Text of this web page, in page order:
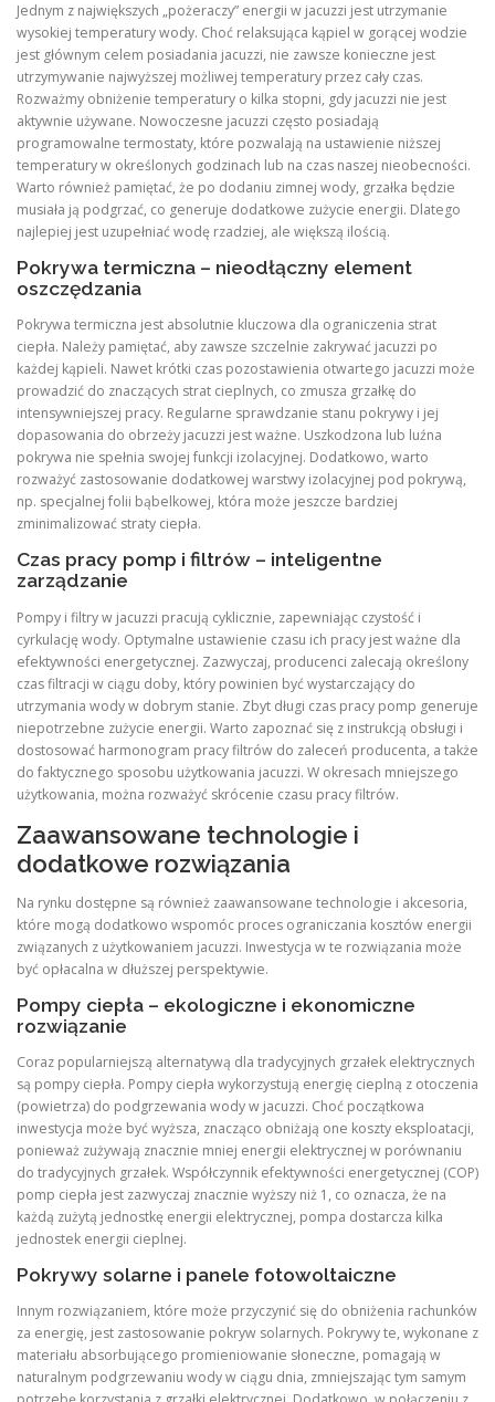
Jednym z największych „pożeraczy” energii w jacuzzi jest utrzymanie
wysokiej temperatury wody. Choć relaksująca kąpiel w gorącej wodzie
jest głównym celem posiadania jacuzzi, nie zawsze konieczne jest
utrzymywanie najwyższej możliwej temperatury przez cały czas.
Rozważmy obniżenie temperatury o kilka stopni, gdy jacuzzi nie jest
aktywnie używane. Nowoczesne jacuzzi często posiadają
programowalne termostaty, które pozwalają na ustawienie niższej
temperatury w określonych godzinach lub na czas naszej nieobecności.
Warto również pamiętać, że po dodaniu zimnej wody, grzałka będzie
musiała ją podgrzać, co generuje dodatkowe zużycie energii. Dlatego
najlepiej jest uzupełniać wodę rzadziej, ale większą ilością.
Pokrywa termiczna – nieodłączny element
oszczędzania
Pokrywa termiczna jest absolutnie kluczowa dla ograniczenia strat
ciepła. Należy pamiętać, aby zawsze szczelnie zakrywać jacuzzi po
każdej kąpieli. Nawet krótki czas pozostawienia otwartego jacuzzi może
prowadzić do znaczących strat cieplnych, co zmusza grzałkę do
intensywniejszej pracy. Regularne sprawdzanie stanu pokrywy i jej
dopasowania do obrzeży jacuzzi jest ważne. Uszkodzona lub luźna
pokrywa nie spełnia swojej funkcji izolacyjnej. Dodatkowo, warto
rozważyć zastosowanie dodatkowej warstwy izolacyjnej pod pokrywą,
np. specjalnej folii bąbelkowej, która może jeszcze bardziej
zminimalizować straty ciepła.
Czas pracy pomp i filtrów – inteligentne
zarządzanie
Pompy i filtry w jacuzzi pracują cyklicznie, zapewniając czystość i
cyrkulację wody. Optymalne ustawienie czasu ich pracy jest ważne dla
efektywności energetycznej. Zazwyczaj, producenci zalecają określony
czas filtracji w ciągu doby, który powinien być wystarczający do
utrzymania wody w dobrym stanie. Zbyt długi czas pracy pomp generuje
niepotrzebne zużycie energii. Warto zapoznać się z instrukcją obsługi i
dostosować harmonogram pracy filtrów do zaleceń producenta, a także
do faktycznego sposobu użytkowania jacuzzi. W okresach mniejszego
użytkowania, można rozważyć skrócenie czasu pracy filtrów.
Zaawansowane technologie i
dodatkowe rozwiązania
Na rynku dostępne są również zaawansowane technologie i akcesoria,
które mogą dodatkowo wspomóc proces ograniczania kosztów energii
związanych z użytkowaniem jacuzzi. Inwestycja w te rozwiązania może
być opłacalna w dłuższej perspektywie.
Pompy ciepła – ekologiczne i ekonomiczne
rozwiązanie
Coraz popularniejszą alternatywą dla tradycyjnych grzałek elektrycznych
są pompy ciepła. Pompy ciepła wykorzystują energię cieplną z otoczenia
(powietrza) do podgrzewania wody w jacuzzi. Choć początkowa
inwestycja może być wyższa, znacząco obniżają one koszty eksploatacji,
ponieważ zużywają znacznie mniej energii elektrycznej w porównaniu
do tradycyjnych grzałek. Współczynnik efektywności energetycznej (COP)
pomp ciepła jest zazwyczaj znacznie wyższy niż 1, co oznacza, że na
każdą zużytą jednostkę energii elektrycznej, pompa dostarcza kilka
jednostek energii cieplnej.
Pokrywy solarne i panele fotowoltaiczne
Innym rozwiązaniem, które może przyczynić się do obniżenia rachunków
za energię, jest zastosowanie pokryw solarnych. Pokrywy te, wykonane z
materiału absorbującego promieniowanie słoneczne, pomagają w
naturalnym podgrzewaniu wody w ciągu dnia, zmniejszając tym samym